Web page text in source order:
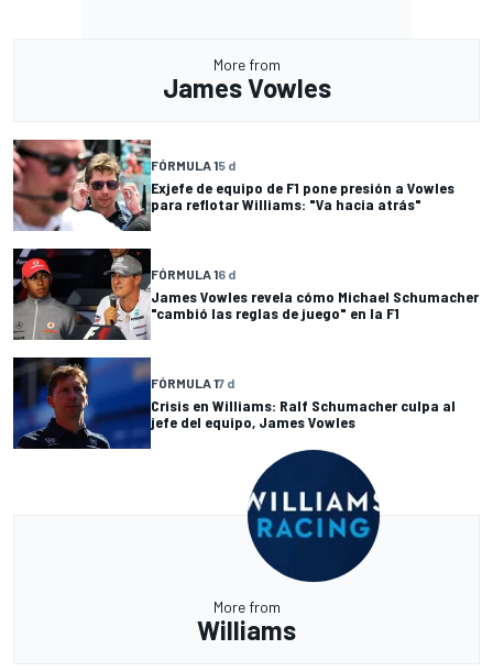
More from
James Vowles
FÓRMULA 15 d
Exjefe de equipo de F1 pone presión a Vowles
para reflotar Williams: "Va hacia atrás"
FÓRMULA 16 d
James Vowles revela cómo Michael Schumacher
"cambió las reglas de juego" en la F1
FÓRMULA 17 d
Crisis en Williams: Ralf Schumacher culpa al
jefe del equipo, James Vowles
More from
Williams